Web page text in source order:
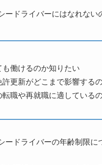
ードライバーにはなれな
も働けるのか知りたい
許更新がどこまで影響する
転職や再就職に適している
ードライバーの年齢制限に